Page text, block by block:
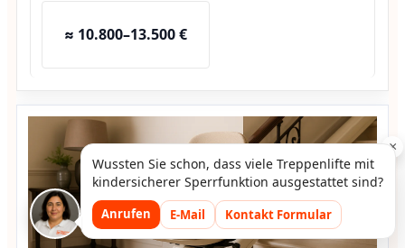
≈ 10.800–13.500 €
×
Wussten Sie schon, dass viele Treppenlifte mit
kindersicherer Sperrfunktion ausgestattet sind?
Anrufen E-Mail Kontakt Formular